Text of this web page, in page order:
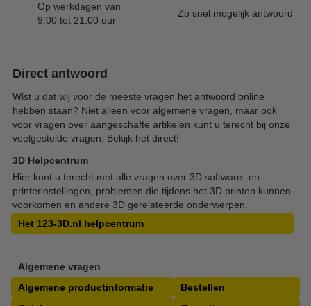
Op werkdagen van
9.00 tot 21:00 uur
Zo snel mogelijk antwoord
Direct antwoord
Wist u dat wij voor de meeste vragen het antwoord online
hebben staan? Niet alleen voor algemene vragen, maar ook
voor vragen over aangeschafte artikelen kunt u terecht bij onze
veelgestelde vragen. Bekijk het direct!
3D Helpcentrum
Hier kunt u terecht met alle vragen over 3D software- en
printerinstellingen, problemen die tijdens het 3D printen kunnen
voorkomen en andere 3D gerelateerde onderwerpen.
Het 123-3D.nl helpcentrum
Algemene vragen
Algemene productinformatie
Bestellen